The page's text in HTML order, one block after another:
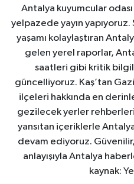
Antalya kuyumcular
yelpazede yayın
yaşamı kolaylaştıran
gelen yerel raporlar,
saatleri gibi kritik
güncelliyoruz. Kaş’tan
ilçeleri hakkında en
gezilecek yerler rehberleri
yansıtan içeriklerle
devam ediyoruz.
anlayışıyla Antalya
kaynak: